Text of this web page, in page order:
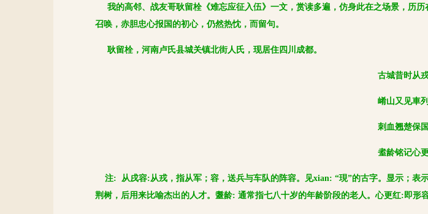
我的高邻、战友哥耿留栓《难忘应征入伍》一文，赏读多遍，仿身此在之场景，历
召唤，赤胆忠心报国的初心，仍然热忱，而留句。
耿留栓，河南卢氏县城关镇北街人氏，现居住四川成都。
古城昔时从
崤山又见車列
刺血翘楚保
耊龄铭记心更
注: 从戌容:从戎，指从军；容，送兵与车队的阵容。见xian: “現”的古字。显示；表
荆树，后用来比喻杰出的人才。耋龄: 通常指七八十岁的年龄阶段‌的老人。心更红:即形